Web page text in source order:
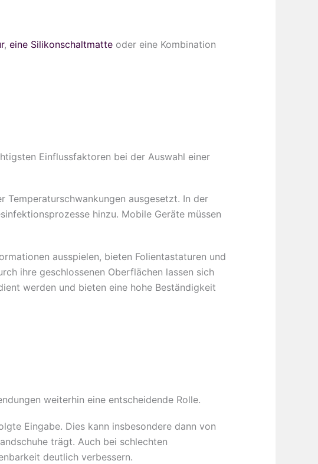
,eine Silikonschaltmatte oder eine Kombination
Einflussfaktoren bei der Auswahl einer
Temperaturschwankungen ausgesetzt. In der
hinzu. Mobile Geräte müssen
ausspielen, bieten Folientastaturen und
ihre geschlossenen Oberflächen lassen sich
werden und bieten eine hohe Beständigkeit
weiterhin eine entscheidende Rolle.
Eingabe. Dies kann insbesondere dann von
trägt. Auch bei schlechten
deutlich verbessern.